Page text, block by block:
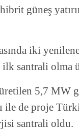
güneş
iki
santrali olma
5,7 MW
de proje
santrali oldu.